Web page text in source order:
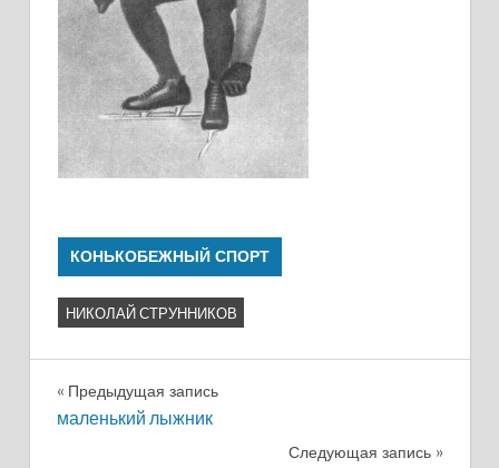
КОНЬКОБЕЖНЫЙ СПОРТ
НИКОЛАЙ СТРУННИКОВ
Навигация
Предыдущая запись
маленький лыжник
Следующая запись